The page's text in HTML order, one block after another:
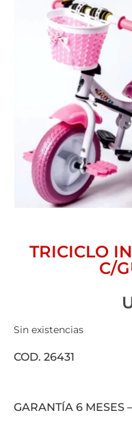
TRICICLO
C/
Sin existencias
COD. 26431
GARANTÍA 6 MESES